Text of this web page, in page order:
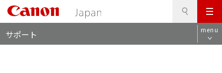
メ
ニ
ュ
サポート menu